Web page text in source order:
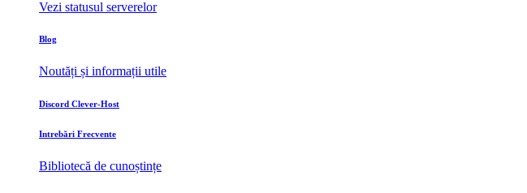
Vezi statusul serverelor
Blog
Noutăți și informații utile
Discord Clever-Host
Intrebări Frecvente
Bibliotecă de cunoștințe